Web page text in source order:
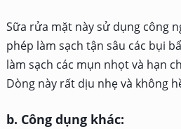
Sữa rửa mặt này sử dụng công
phép làm sạch tận sâu các bụi
làm sạch các mụn nhọt và hạn
Dòng này rất dịu nhẹ và không
b. Công dụng khác: